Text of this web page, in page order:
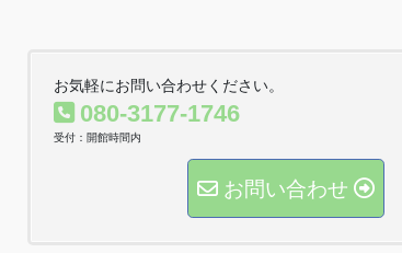
お気軽にお問い合わせください。
080-3177-1746
受付：開館時間内
お問い合わせ